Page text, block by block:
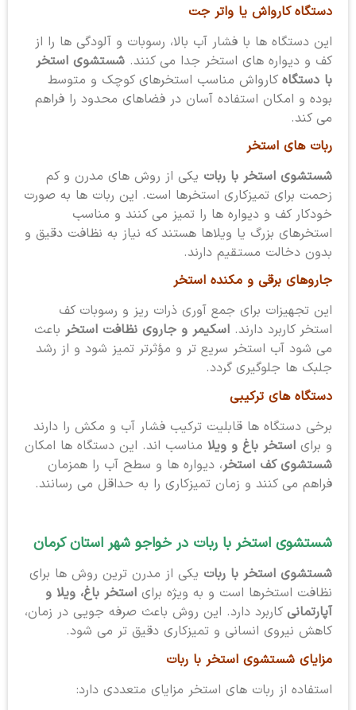
دستگاه کارواش یا واتر جت
این دستگاه ها با فشار آب بالا، رسوبات و آلودگی ها را از
کف و دیواره های استخر جدا می کنند. شستشوی استخر
با دستگاهکارواش مناسب استخرهای کوچک و متوسط
بوده و امکان استفاده آسان در فضاهای محدود را فراهم
می کند.
ربات های استخر
شستشوی استخر با رباتیکی از روش های مدرن و کم
زحمت برای تمیزکاری استخرها است. این ربات ها به صورت
خودکار کف و دیواره ها را تمیز می کنند و مناسب
استخرهای بزرگ یا ویلاها هستند که نیاز به نظافت دقیق و
بدون دخالت مستقیم دارند.
جاروهای برقی و مکنده استخر
این تجهیزات برای جمع آوری ذرات ریز و رسوبات کف
استخر کاربرد دارند. اسکیمر و جاروی نظافت استخرباعث
می شود آب استخر سریع تر و مؤثرتر تمیز شود و از رشد
جلبک ها جلوگیری گردد.
دستگاه های ترکیبی
برخی دستگاه ها قابلیت ترکیب فشار آب و مکش را دارند
و برای استخر باغ و ویلامناسب اند. این دستگاه ها امکان
شستشوی کف استخر، دیواره ها و سطح آب را همزمان
فراهم می کنند و زمان تمیزکاری را به حداقل می رسانند.
شستشوی استخر با ربات در خواجو شهر استان کرمان
شستشوی استخر با رباتیکی از مدرن ترین روش ها برای
نظافت استخرها است و به ویژه برای استخر باغ، ویلا و
آپارتمانیکاربرد دارد. این روش باعث صرفه جویی در زمان،
کاهش نیروی انسانی و تمیزکاری دقیق تر می شود.
مزایای شستشوی استخر با ربات
استفاده از ربات های استخر مزایای متعددی دارد: